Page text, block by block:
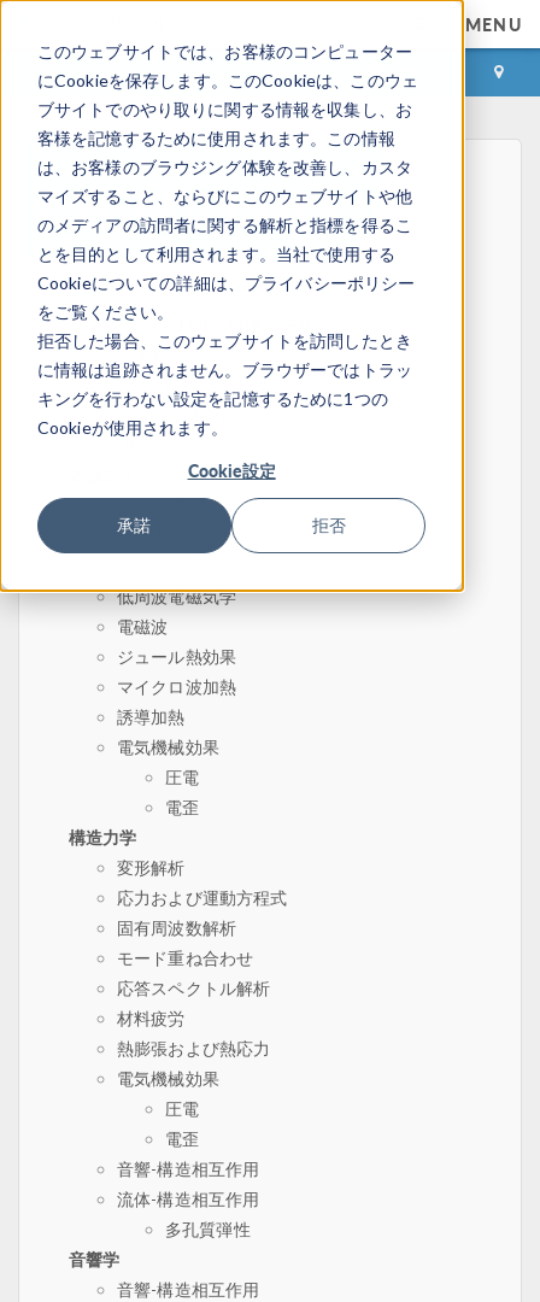
このウェブサイトでは、お客様のコンピューター
にCookieを保存します。このCookieは、このウェ
ブサイトでのやり取りに関する情報を収集し、お
客様を記憶するために使用されます。この情報
は、お客様のブラウジング体験を改善し、カスタ
マイズすること、ならびにこのウェブサイトや他
のメディアの訪問者に関する解析と指標を得るこ
とを目的として利用されます。当社で使用する
Cookieについての詳細は、プライバシーポリシー
をご覧ください。
拒否した場合、このウェブサイトを訪問したとき
に情報は追跡されません。ブラウザーではトラッ
キングを行わない設定を記憶するために1つの
Cookieが使用されます。
Cookie設定
承諾 拒否
MENU
ログイン お問い合わせ
ホーム
フィジックス, PDEs, 数値モデリング
有限要素法
FEA ソフトウェア
メッシュ細分化
定常電流
低周波電磁気学
電磁波
ジュール熱効果
マイクロ波加熱
誘導加熱
電気機械効果
圧電
電歪
構造力学
変形解析
応力および運動方程式
固有周波数解析
モード重ね合わせ
応答スペクトル解析
材料疲労
熱膨張および熱応力
電気機械効果
圧電
電歪
音響-構造相互作用
流体-構造相互作用
多孔質弾性
音響学
音響-構造相互作用